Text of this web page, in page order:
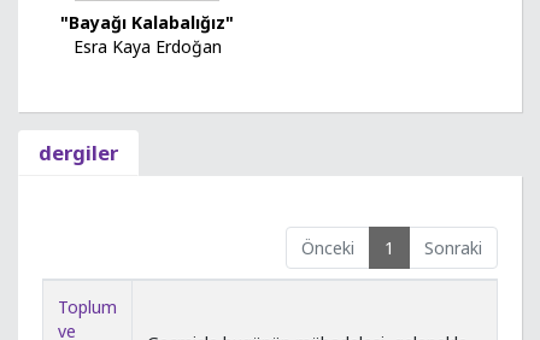
"Bayağı Kalabalığız"
Esra Kaya Erdoğan
dergiler
Önceki 1 Sonraki
Toplum
ve